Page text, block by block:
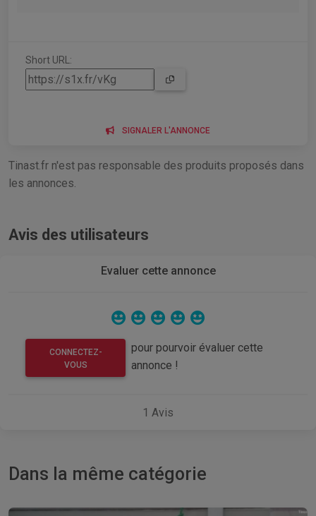
Short URL:
SIGNALER L'ANNONCE
Tinast.fr n'est pas responsable des produits proposés dans
les annonces.
Avis des utilisateurs
Evaluer cette annonce
CONNECTEZ-
VOUS
pour pourvoir évaluer cette
annonce !
1 Avis
Dans la même catégorie